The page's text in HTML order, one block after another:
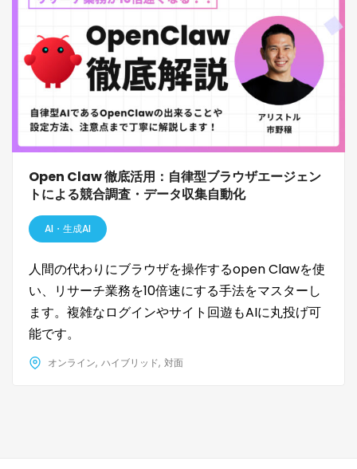
Open Claw 徹底活用：自律型ブラウザエージェン
トによる競合調査・データ収集自動化
AI・生成AI
人間の代わりにブラウザを操作するopen Clawを使
い、リサーチ業務を10倍速にする手法をマスターし
ます。複雑なログインやサイト回遊もAIに丸投げ可
能です。
オンライン ハイブリッド 対面